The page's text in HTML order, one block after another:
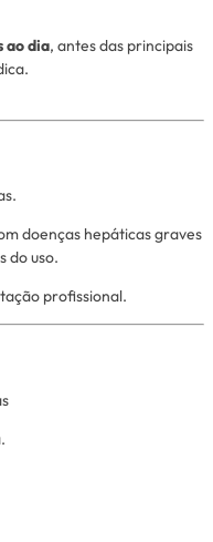
ao dia, antes das principais
doenças hepáticas graves
do uso.
profissional.